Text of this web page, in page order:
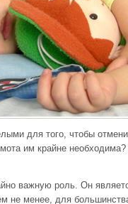
для того, чтобы
им крайне
важную роль. Он
не менее, для